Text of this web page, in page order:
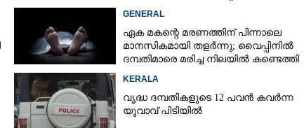
GENERAL
ഏക മകന്റെ മരണത്തിന് പിന്നാലെ
മാനസികമായി തളർന്നു; വൈപ്പിനിൽ
ദമ്പതിമാരെ മരിച്ച നിലയിൽ കണ്ടെത്തി
KERALA
വൃദ്ധ ദമ്പതികളുടെ 12 പവൻ കവർന്ന
യുവാവ് പിടിയിൽ